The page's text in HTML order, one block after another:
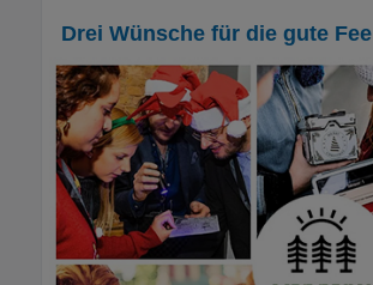
Drei Wünsche für die gute Fee